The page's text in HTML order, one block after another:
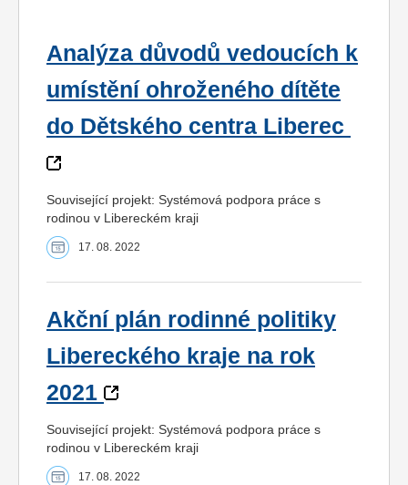
Analýza důvodů vedoucích k
umístění ohroženého dítěte
do Dětského centra Liberec
Související projekt: Systémová podpora práce s
rodinou v Libereckém kraji
17. 08. 2022
Akční plán rodinné politiky
Libereckého kraje na rok
2021
Související projekt: Systémová podpora práce s
rodinou v Libereckém kraji
17. 08. 2022